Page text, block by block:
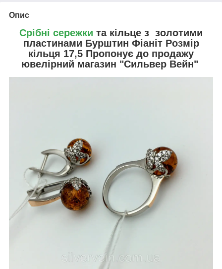
Опис
Срібні сережки та кільце з золотими
пластинами Бурштин Фіаніт Розмір
кільця 17,5 Пропонує до продажу
ювелірний магазин "Сильвер Вейн"